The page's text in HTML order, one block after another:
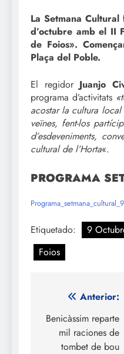
La Setmana
d’octubre amb el II
de Foios».
Plaça del Poble.
El regidor Juanjo
programa d’activitats
acostar la cultura local
veïnes, fent-los
d’esdeveniments,
cultural de l’Horta«.
PROGRAMA
Etiquetado: 9
Foios
Navegación
de
entradas
Anterior:
Benicàssim reparte
mil raciones de
tombet de bou